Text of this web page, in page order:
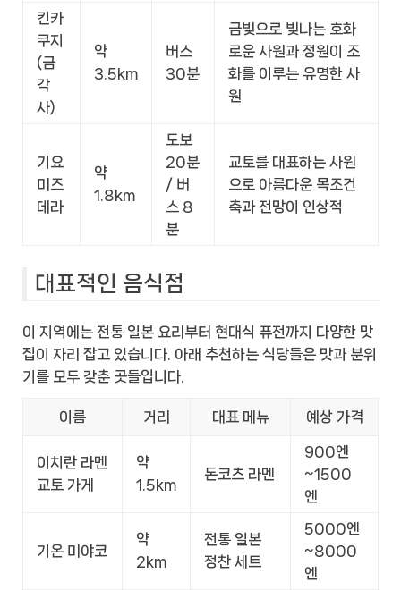
킨카
쿠지
(금
각
사)
약
3.5km
버스
30분
금빛으로 빛나는 호화
로운 사원과 정원이 조
화를 이루는 유명한 사
원
기요
미즈
데라
약
1.8km
도보
20분
/ 버
스 8
분
교토를 대표하는 사원
으로 아름다운 목조건
축과 전망이 인상적
대표적인 음식점
이 지역에는 전통 일본 요리부터 현대식 퓨전까지 다양한 맛
집이 자리 잡고 있습니다. 아래 추천하는 식당들은 맛과 분위
기를 모두 갖춘 곳들입니다.
이름 거리 대표 메뉴 예상 가격
이치란 라멘
교토 가게
약
1.5km
돈코츠 라멘
900엔
~1500
엔
기온 미야코
약
2km
전통 일본
정찬 세트
5000엔
~8000
엔